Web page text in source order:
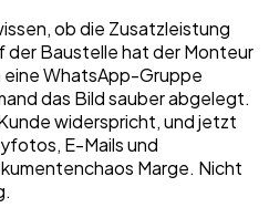
ob die Zusatzleistung
der Baustelle hat der Monteur
WhatsApp-Gruppe
das Bild sauber abgelegt.
widerspricht, und jetzt
E-Mails und
Marge. Nicht